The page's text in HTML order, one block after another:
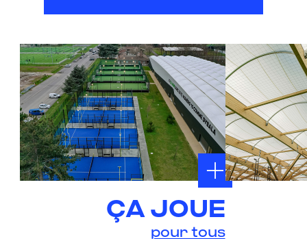
ÇA JOUE
pour tous